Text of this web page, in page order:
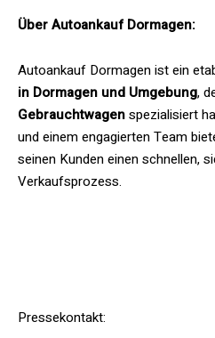
Über Autoankauf Dormagen:
Autoankauf Dormagen ist ein
in Dormagen und Umgebung,
Gebrauchtwagenspezialisiert
und einem engagierten Team
seinen Kunden einen schnellen,
Verkaufsprozess.
Pressekontakt: